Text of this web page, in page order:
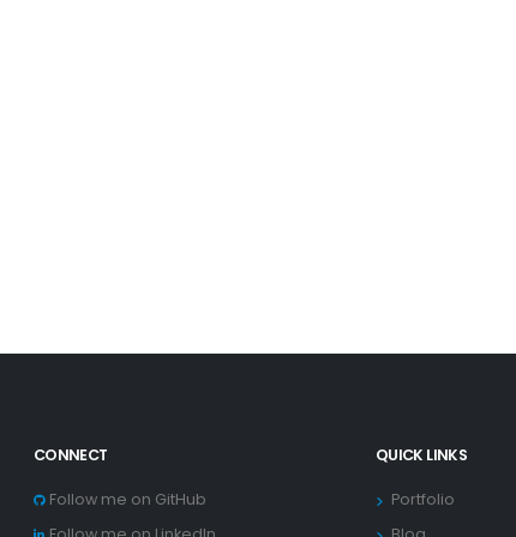
CONNECT
Follow me on GitHub
QUICK LINKS
Portfolio